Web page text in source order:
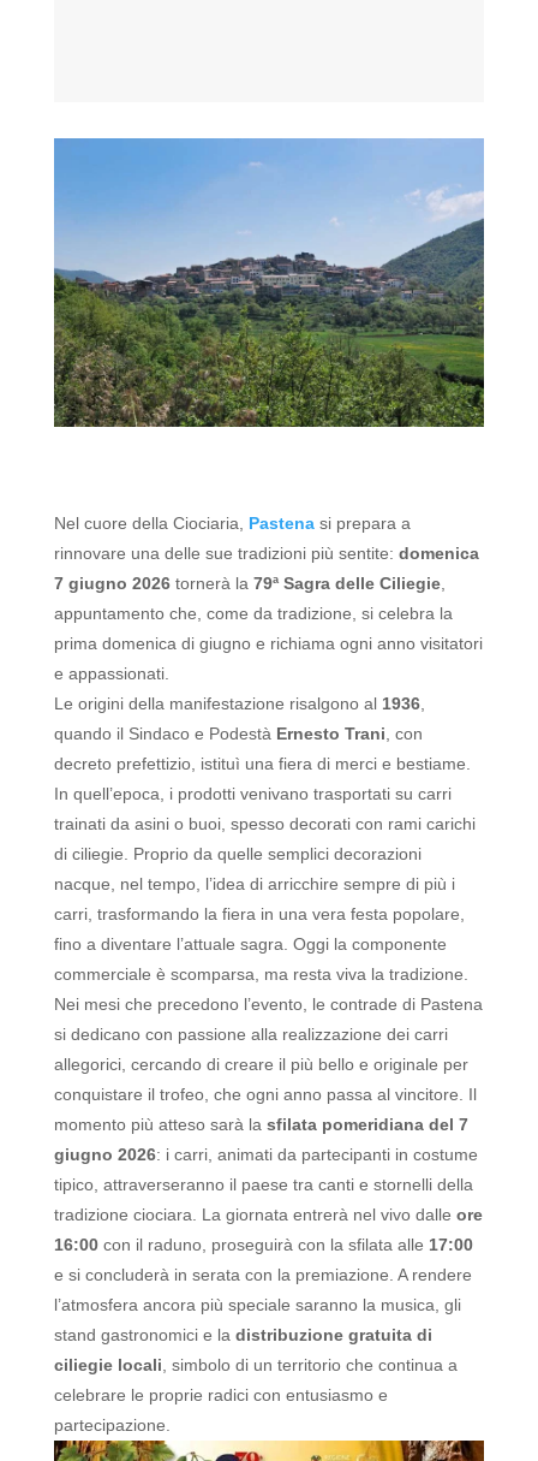
Nel cuore della Ciociaria, Pastenasi prepara a
rinnovare una delle sue tradizioni più sentite: domenica
7 giugno 2026tornerà la 79ª Sagra delle Ciliegie,
appuntamento che, come da tradizione, si celebra la
prima domenica di giugno e richiama ogni anno visitatori
e appassionati.
Le origini della manifestazione risalgono al 1936,
quando il Sindaco e Podestà Ernesto Trani , con
decreto prefettizio, istituì una fiera di merci e bestiame.
In quell’epoca, i prodotti venivano trasportati su carri
trainati da asini o buoi, spesso decorati con rami carichi
di ciliegie. Proprio da quelle semplici decorazioni
nacque, nel tempo, l’idea di arricchire sempre di più i
carri, trasformando la fiera in una vera festa popolare,
fino a diventare l’attuale sagra. Oggi la componente
commerciale è scomparsa, ma resta viva la tradizione.
Nei mesi che precedono l’evento, le contrade di Pastena
si dedicano con passione alla realizzazione dei carri
allegorici, cercando di creare il più bello e originale per
conquistare il trofeo, che ogni anno passa al vincitore.
Il
momento più atteso sarà la sfilata pomeridiana del 7
giugno 2026: i carri, animati da partecipanti in costume
tipico, attraverseranno il paese tra canti e stornelli della
tradizione ciociara. La giornata entrerà nel vivo dalle ore
16:00con il raduno, proseguirà con la sfilata alle 17:00
e si concluderà in serata con la premiazione. A rendere
l’atmosfera ancora più speciale saranno la musica, gli
stand gastronomici e la distribuzione gratuita di
ciliegie locali , simbolo di un territorio che continua a
celebrare le proprie radici con entusiasmo e
partecipazione.